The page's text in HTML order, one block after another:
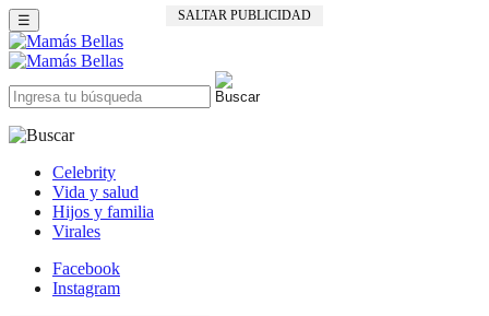
SALTAR PUBLICIDAD
☰
Celebrity
Vida y salud
Hijos y familia
Virales
Facebook
Instagram